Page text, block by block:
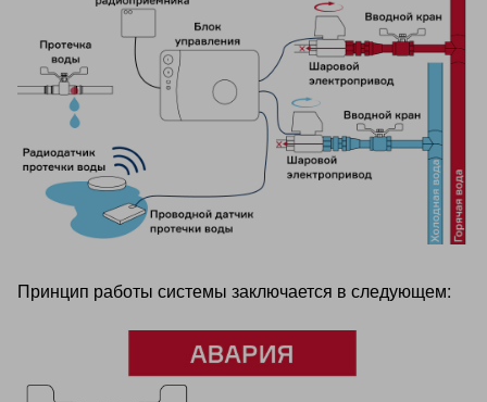
Принцип работы системы заключается в следующем: